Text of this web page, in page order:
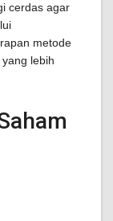
cerdas agar
metode
lebih